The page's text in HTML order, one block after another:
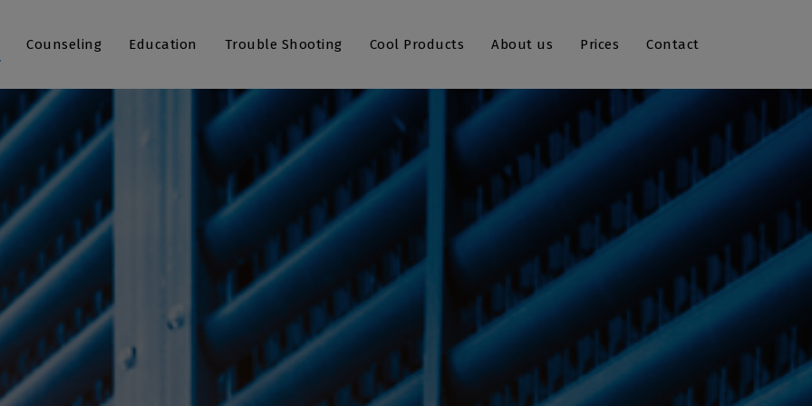
Counseling Education Trouble Shooting Cool Products About us Prices Contact